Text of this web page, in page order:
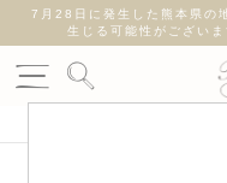
7月28日に発生した熊本県の
生じる可能性がござい